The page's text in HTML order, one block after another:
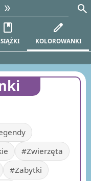
book edit
KOLOROWANKI
search
#Zwierzęta
#Zabytki